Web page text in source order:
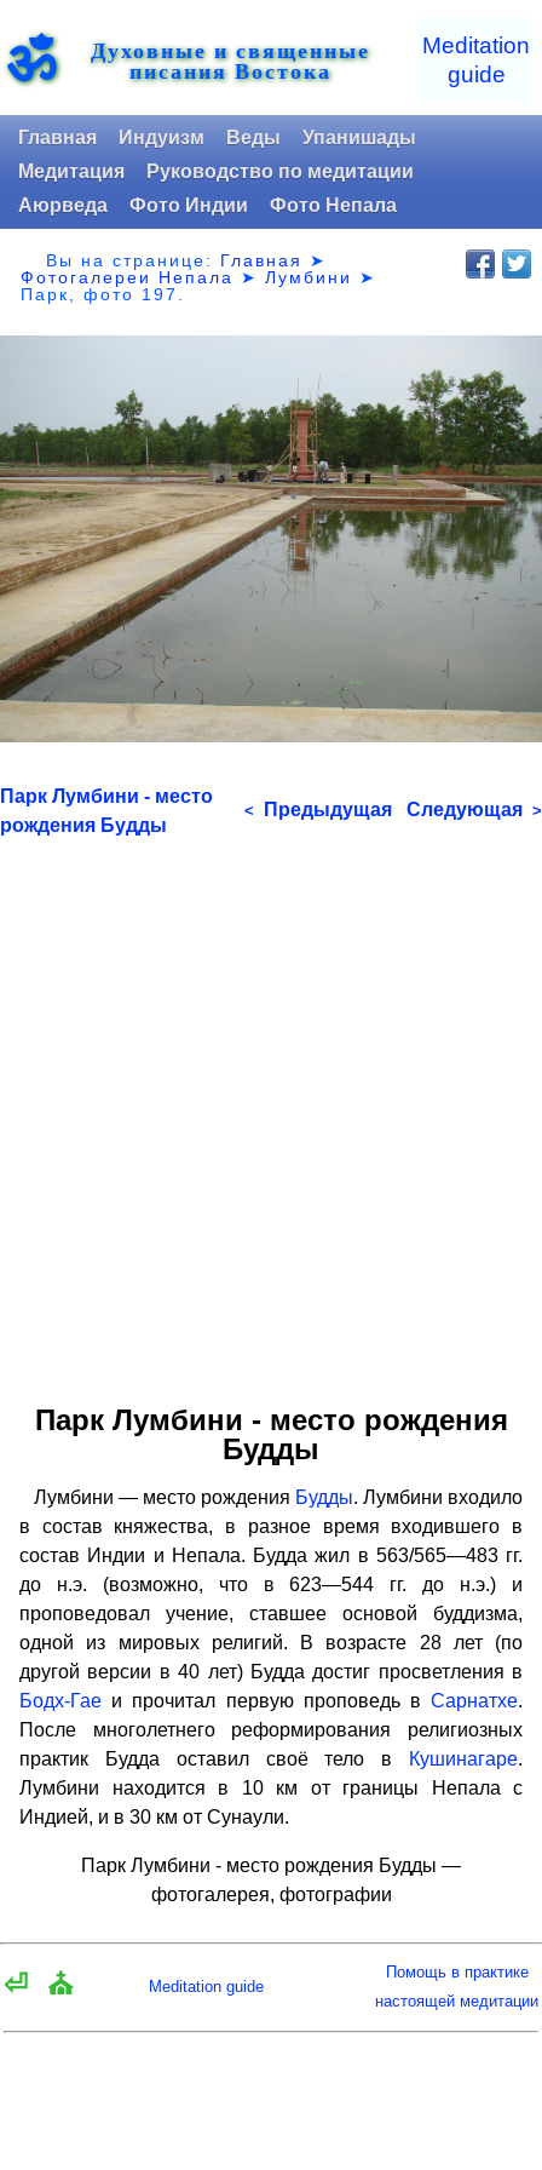
ॐ Духовные и священные
писания Востока
Meditation
guide
Главная Индуизм Веды
Упанишады
Медитация
Руководство по медитации
Аюрведа
Фото Индии Фото Непала
Вы на странице: Главная
➤
Фотогалереи Непала
➤Лумбини
➤
Парк,фото 197.
Парк Лумбини - место
рождения Будды
< Предыдущая Следующая >
Парк Лумбини - место рождения
Будды
Лумбини — место рождения Будды. Лумбини входило
в состав княжества, в разное время входившего в
состав Индии и Непала. Будда жил в 563/565—483 гг.
до н.э. (возможно, что в 623—544 гг. до н.э.) и
проповедовал учение, ставшее основой буддизма,
одной из мировых религий. В возрасте 28 лет (по
другой версии в 40 лет) Будда достиг просветления в
Бодх-Гае и прочитал первую проповедь в Сарнатхе.
После многолетнего реформирования религиозных
практик Будда оставил своё тело в
Кушинагаре.
Лумбини находится в 10 км от границы Непала с
Индией, и в 30 км от Сунаули.
Парк Лумбини - место рождения Будды —
фотогалерея, фотографии
⏎ ⛪ Meditation guide
Помощь в практике
настоящей медитации